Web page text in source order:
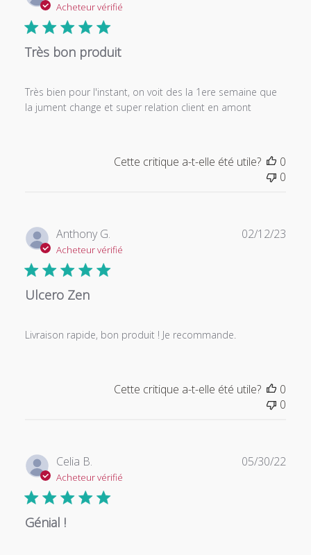
Acheteur vérifié
Très bon produit
Très bien pour l'instant, on voit des la 1ere semaine que
la jument change et super relation client en amont
Cette critique a-t-elle été utile?
0
0
Anthony G.
Acheteur vérifié
Ulcero Zen
Livraison rapide, bon produit ! Je recommande.
02/12/23
Cette critique a-t-elle été utile?
0
0
Celia B.
Acheteur vérifié
Génial !
05/30/22